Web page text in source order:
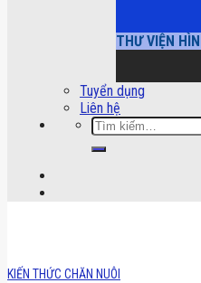
THƯ VIỆN
Tuyển dụng
Liên hệ
Tìm
kiếm:
KIẾN THỨC CHĂN NUÔI